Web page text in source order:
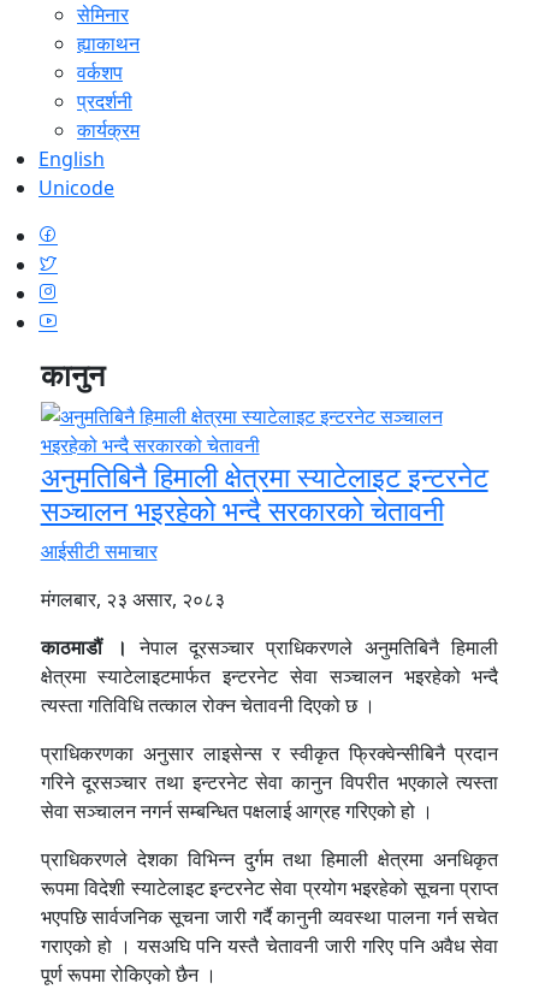
सेमिनार
ह्याकाथन
वर्कशप
प्रदर्शनी
कार्यक्रम
English
Unicode
कानुन
अनुमतिबिनै हिमाली क्षेत्रमा स्याटेलाइट इन्टरनेट
सञ्चालन भइरहेको भन्दै सरकारको चेतावनी
आईसीटी समाचार
मंगलबार, २३ असार, २०८३
काठमाडौं ।नेपाल दूरसञ्चार प्राधिकरणले अनुमतिबिनै हिमाली
क्षेत्रमा स्याटेलाइटमार्फत इन्टरनेट सेवा सञ्चालन भइरहेको भन्दै
त्यस्ता गतिविधि तत्काल रोक्न चेतावनी दिएको छ ।
प्राधिकरणका अनुसार लाइसेन्स र स्वीकृत फ्रिक्वेन्सीबिनै प्रदान
गरिने दूरसञ्चार तथा इन्टरनेट सेवा कानुन विपरीत भएकाले त्यस्ता
सेवा सञ्चालन नगर्न सम्बन्धित पक्षलाई आग्रह गरिएको हो ।
प्राधिकरणले देशका विभिन्न दुर्गम तथा हिमाली क्षेत्रमा अनधिकृत
रूपमा विदेशी स्याटेलाइट इन्टरनेट सेवा प्रयोग भइरहेको सूचना प्राप्त
भएपछि सार्वजनिक सूचना जारी गर्दै कानुनी व्यवस्था पालना गर्न सचेत
गराएको हो । यसअघि पनि यस्तै चेतावनी जारी गरिए पनि अवैध सेवा
पूर्ण रूपमा रोकिएको छैन ।